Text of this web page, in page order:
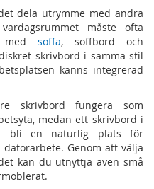
dela utrymme med andra
måste ofta
medsoffa, soffbord och
skrivbord i samma stil
känns integrerad
skrivbord fungera som
medan ett skrivbord i
bli en naturlig plats för
Genom att välja
kan du utnyttja även små